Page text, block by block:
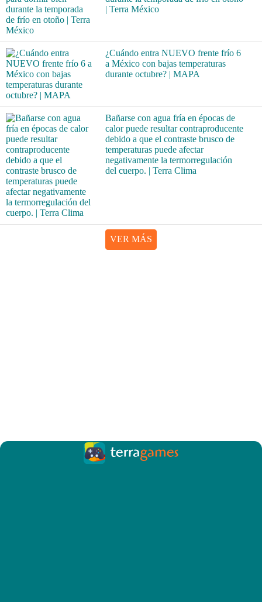
| Terra México
¿Cuándo entra NUEVO frente frío 6
a México con bajas temperaturas
durante octubre? | MAPA
Bañarse con agua fría en épocas de
calor puede resultar contraproducente
debido a que el contraste brusco de
temperaturas puede afectar
negativamente la termorregulación
del cuerpo. | Terra Clima
VER MÁS